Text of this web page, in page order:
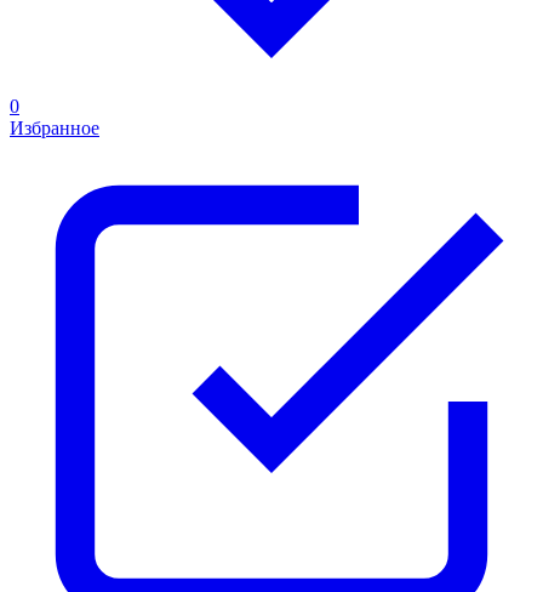
0
Избранное